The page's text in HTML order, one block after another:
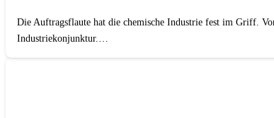
Die Auftragsflaute hat die chemische Industrie fest im Griff.
Industriekonjunktur.…